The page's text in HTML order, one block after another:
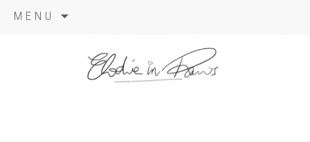
MENU